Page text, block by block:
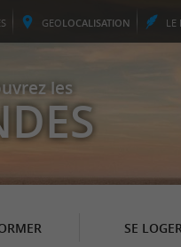
GEOLOCALISATION LE
les
SE LOGER